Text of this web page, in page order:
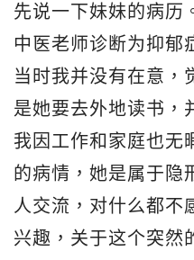
先说一下妹妹的病历
中医老师诊断为抑郁
当时我并没有在意，
是她要去外地读书，
我因工作和家庭也无
的病情，她是属于隐
人交流，对什么都不
兴趣，关于这个突然